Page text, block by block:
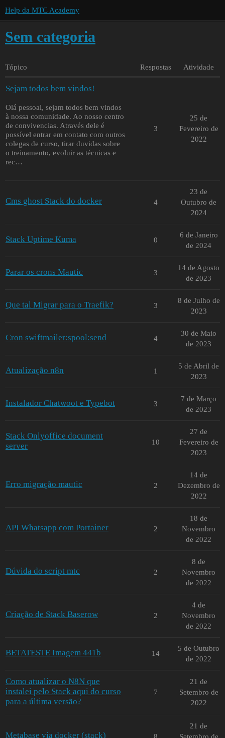
Help da MTC Academy
Sem categoria
Tópico Respostas Atividade
Sejam todos bem vindos!
Olá pessoal, sejam todos bem vindos
à nossa comunidade. Ao nosso centro
de convivencias. Através dele é
possível entrar em contato com outros
colegas de curso, tirar duvidas sobre
o treinamento, evoluir as técnicas e
rec…
3
25 de
Fevereiro de
2022
Cms ghost Stack do docker 4
23 de
Outubro de
2024
Stack Uptime Kuma 0
6 de Janeiro
de 2024
Parar os crons Mautic 3
14 de Agosto
de 2023
Que tal Migrar para o Traefik? 3
8 de Julho de
2023
Cron swiftmailer:spool:send 4
30 de Maio
de 2023
Atualização n8n 1
5 de Abril de
2023
Instalador Chatwoot e Typebot 3
7 de Março
de 2023
Stack Onlyoffice document
server
10
27 de
Fevereiro de
2023
Erro migração mautic 2
14 de
Dezembro de
2022
API Whatsapp com Portainer 2
18 de
Novembro
de 2022
Dúvida do script mtc 2
8 de
Novembro
de 2022
Criação de Stack Baserow 2
4 de
Novembro
de 2022
BETATESTE Imagem 441b 14
5 de Outubro
de 2022
Como atualizar o N8N que
instalei pelo Stack aqui do curso
para a última versão?
7
21 de
Setembro de
2022
Metabase via docker (stack) 8
21 de
Setembro de